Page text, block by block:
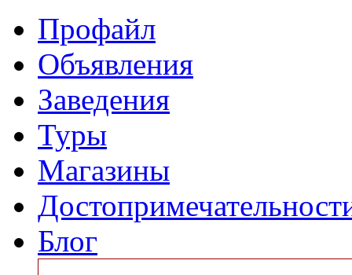
Профайл
Объявления
Заведения
Туры
Магазины
Блог